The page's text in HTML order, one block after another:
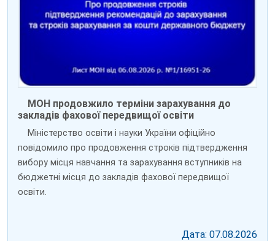
МОН продовжило терміни зарахування до
закладів фахової передвищої освіти
Міністерство освіти і науки України офіційно
повідомило про продовження строків підтвердження
вибору місця навчання та зарахування вступників на
бюджетні місця до закладів фахової передвищої
освіти.
Дата: 07.08.2026